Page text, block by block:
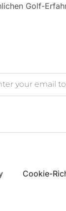
Golf-
Cookie-